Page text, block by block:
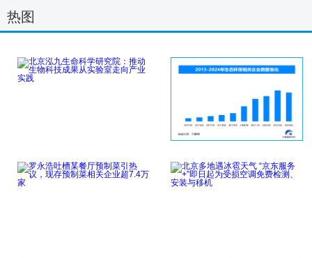
热图
北京泓九生命科学研究
院：推动生物科技
我国成为全球增绿最多
最快的国家，现存